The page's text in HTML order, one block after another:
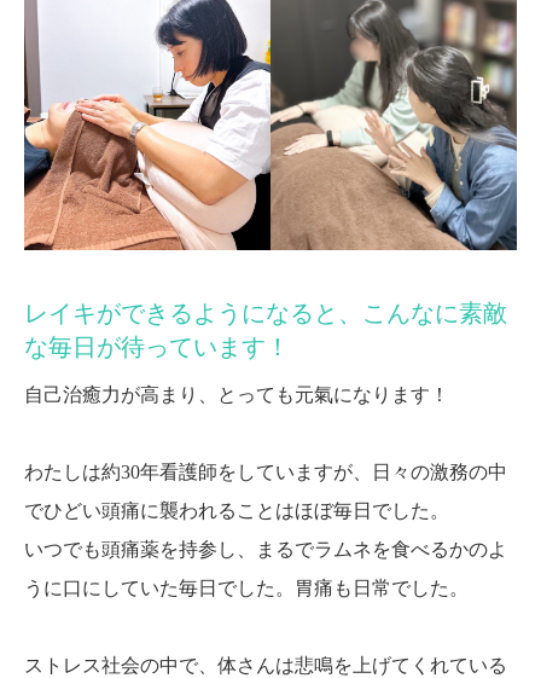
レイキができるようになると、こんなに素敵
な毎日が待っています！
自己治癒力が高まり、とっても元氣になります！
わたしは約30年看護師をしていますが、日々の激務の中
でひどい頭痛に襲われることはほぼ毎日でした。
いつでも頭痛薬を持参し、まるでラムネを食べるかのよ
うに口にしていた毎日でした。胃痛も日常でした。
ストレス社会の中で、体さんは悲鳴を上げてくれている